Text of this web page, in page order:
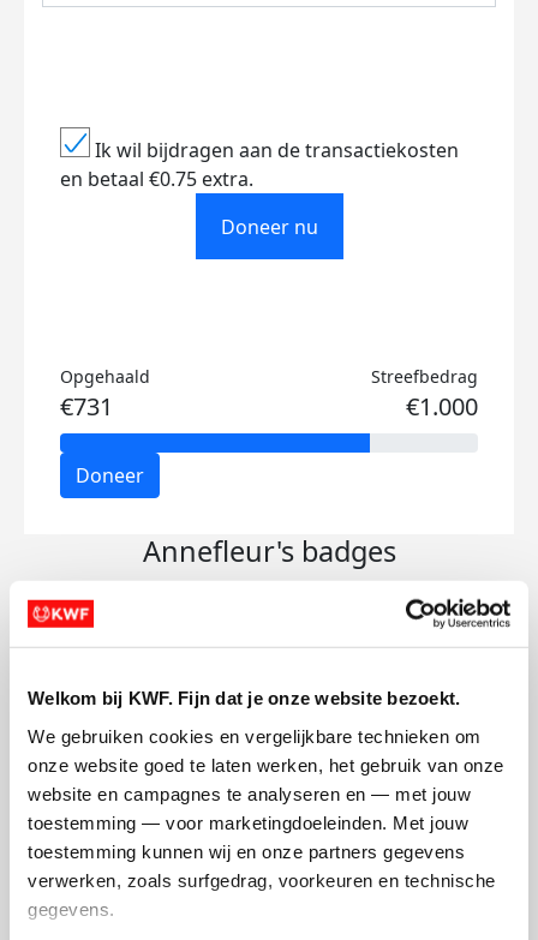
Welkom bij KWF. Fijn dat je onze website bezoekt.
We gebruiken cookies en vergelijkbare technieken om
onze website goed te laten werken, het gebruik van onze
website en campagnes te analyseren en — met jouw
toestemming — voor marketingdoeleinden. Met jouw
toestemming kunnen wij en onze partners gegevens
verwerken, zoals surfgedrag, voorkeuren en technische
gegevens.
Ik wil bijdragen aan de transactiekosten
en betaal €0.75 extra.
Doneer nu
Opgehaald
€731
Streefbedrag
€1.000
Doneer
Annefleur's badges